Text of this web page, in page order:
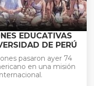
EDUCATIVAS
DE PERÚ
pasaron ayer 74
en una misión